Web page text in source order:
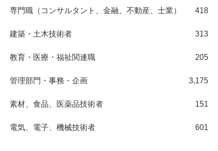
専門職（コンサルタント、金融、不動産、士業） 418
建築・土木技術者 313
教育・医療・福祉関連職 205
管理部門・事務・企画 3,175
素材、食品、医薬品技術者 151
電気、電子、機械技術者 601